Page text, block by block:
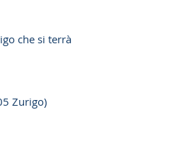
che si terrà
Zurigo)